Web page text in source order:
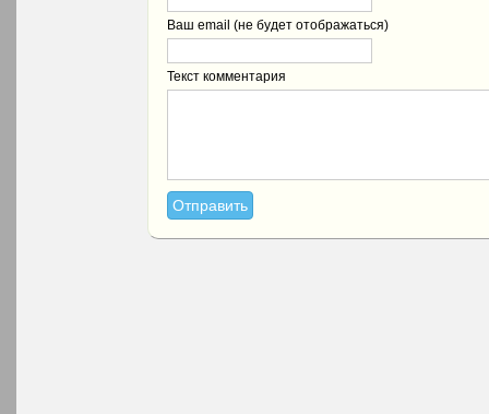
Ваш email (не будет отображаться)
Текст комментария